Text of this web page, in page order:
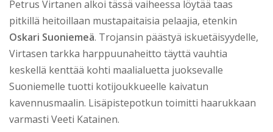
Petrus Virtanen alkoi tässä vaiheessa löytää taas
pitkillä heitoillaan mustapaitaisia pelaajia, etenkin
Oskari Suoniemeä. Trojansin päästyä iskuetäisyydelle,
Virtasen tarkka harppuunaheitto täyttä vauhtia
keskellä kenttää kohti maalialuetta juoksevalle
Suoniemelle tuotti kotijoukkueelle kaivatun
kavennusmaalin. Lisäpistepotkun toimitti haarukkaan
varmasti Veeti Katainen.